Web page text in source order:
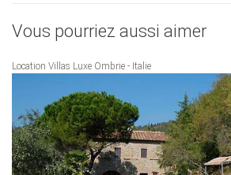
Vous pourriez aussi aimer
Location Villas Luxe Ombrie - Italie